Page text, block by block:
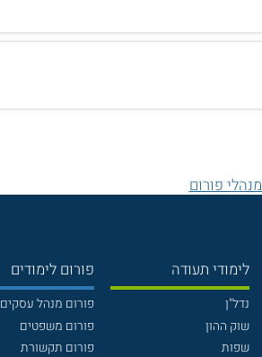
פורום
לימודי תעודה
נדל"ן
שוק ההון
שפות
פורום לימודים
פורום מנהל עסקים
פורום משפטים
פורום תקשורת